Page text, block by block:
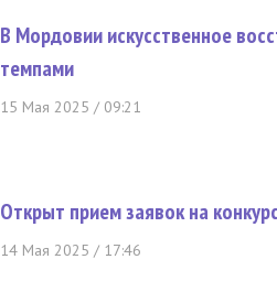
В Мордовии искусственное
темпами
15 Мая 2025 / 09:21
Открыт прием заявок на
14 Мая 2025 / 17:46